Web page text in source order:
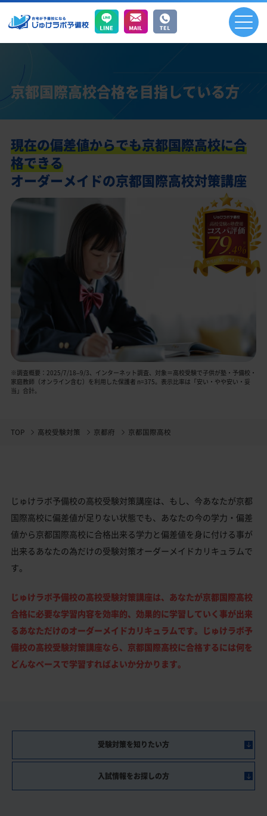
京都国際高校合格を目指している方
現在の偏差値からでも京都国際高校に合
格できる
オーダーメイドの京都国際高校対策講座
※調査概要：2025/7/18–9/3、インターネット調査、対象＝高校受験で子供が塾・予備校・
家庭教師（オンライン含む）を利用した保護者 n=375。表示比率は「安い・やや安い・妥
当」合計。
TOP 高校受験対策 京都府 京都国際高校
じゅけラボ予備校の高校受験対策講座は、もし、今あなたが京都
国際高校に偏差値が足りない状態でも、あなたの今の学力・偏差
値から京都国際高校に合格出来る学力と偏差値を身に付ける事が
出来るあなたの為だけの受験対策オーダーメイドカリキュラムで
す。
じゅけラボ予備校の高校受験対策講座は、あなたが京都国際高校
合格に必要な学習内容を効率的、効果的に学習していく事が出来
るあなただけのオーダーメイドカリキュラムです。じゅけラボ予
備校の高校受験対策講座なら、京都国際高校に合格するには何を
どんなペースで学習すればよいか分かります。
受験対策を知りたい方
入試情報をお探しの方